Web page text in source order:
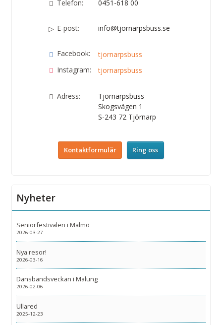
Telefon: 0451-618 00
E-post: info@tjornarpsbuss.se
Facebook:
tjornarpsbuss
Instagram:
tjornarpsbuss
Adress:
Tjörnarpsbuss
Skogsvägen 1
S-243 72 Tjörnarp
Kontaktformulär Ring oss
Nyheter
Seniorfestivalen i Malmö
2026-03-27
Nya resor!
2026-03-16
Dansbandsveckan i Malung
2026-02-06
Ullared
2025-12-23